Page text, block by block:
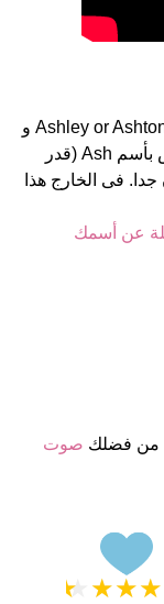
Ash هو اسم للبنين الأسم شكل من أشكال Ashley or Ashton و
ينشأ من الإنجليزية. على موقعنا 22 الأشخاص بأسم Ash (قدر
انهم راضون جدا. فى الخارج هذا
صوت
★
★
★
★